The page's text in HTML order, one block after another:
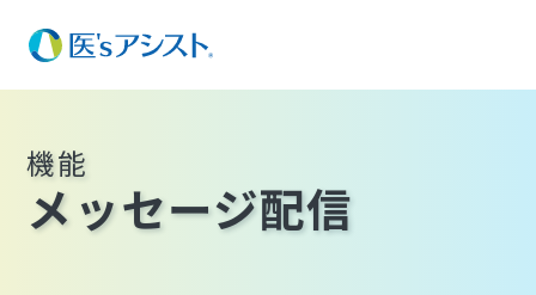
医'sアシストとは
お客様の声
機能
メッセージ配信